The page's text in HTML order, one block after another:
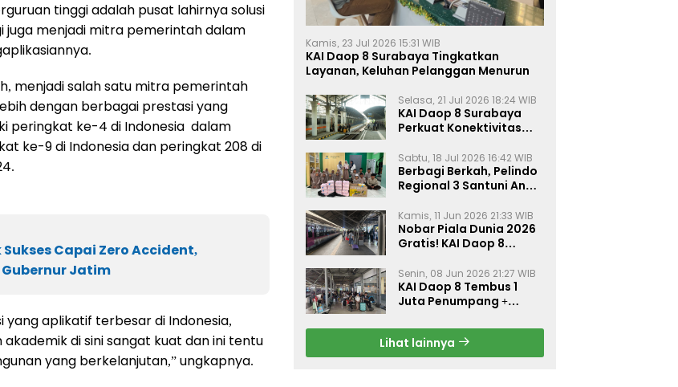
tinggi adalah pusat lahirnya solusi
juga menjadi mitra pemerintah dalam
menjadi salah satu mitra pemerintah
dengan berbagai prestasi yang
peringkat ke-4 di Indonesia dalam
ke-9 di Indonesia dan peringkat 208 di
Capai Zero Accident,
Jatim
yang aplikatif terbesar di Indonesia,
di sini sangat kuat dan ini tentu
yang berkelanjutan,” ungkapnya.
Kamis, 23 Jul 2026 15:31 WIB
KAI Daop 8 Surabaya Tingkatkan
Layanan, Keluhan Pelanggan Menurun
Selasa, 21 Jul 2026 18:24 WIB
KAI Daop 8 Surabaya
Perkuat Konektivitas
Terintegrasi di Jawa
Timur
Sabtu, 18 Jul 2026 16:42 WIB
Berbagi Berkah, Pelindo
Regional 3 Santuni Anak
Kamis, 11 Jun 2026 21:33 WIB
Nobar Piala Dunia 2026
Gratis! KAI Daop 8
Besar di 5 Stasiun Ini
Senin, 08 Jun 2026 21:27 WIB
KAI Daop 8 Tembus 1
Juta Penumpang +
Sekolah
Lihat lainnya